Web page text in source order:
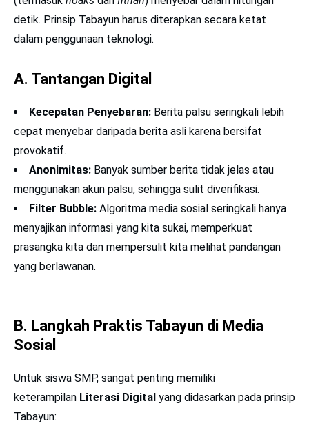
detik. Prinsip Tabayun harus diterapkan secara ketat
dalam penggunaan teknologi.
A. Tantangan Digital
Kecepatan Penyebaran: Berita palsu seringkali lebih
cepat menyebar daripada berita asli karena bersifat
provokatif.
Anonimitas: Banyak sumber berita tidak jelas atau
menggunakan akun palsu, sehingga sulit diverifikasi.
Filter Bubble: Algoritma media sosial seringkali hanya
menyajikan informasi yang kita sukai, memperkuat
prasangka kita dan mempersulit kita melihat pandangan
yang berlawanan.
B. Langkah Praktis Tabayun di Media
Sosial
Untuk siswa SMP, sangat penting memiliki
keterampilan Literasi Digital yang didasarkan pada prinsip
Tabayun: